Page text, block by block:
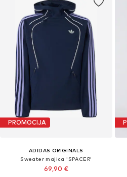
PROMOCIJA
ADIDAS ORIGINALS
Sweater majica 'SPACER'
69,90 €